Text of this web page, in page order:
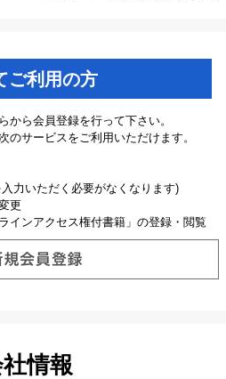
ご利用の方
から会員登録を行って下さい。
のサービスをご利用いただけます。
力いただく必要がなくなります)
更
インアクセス権付書籍」の登録・閲覧
情報